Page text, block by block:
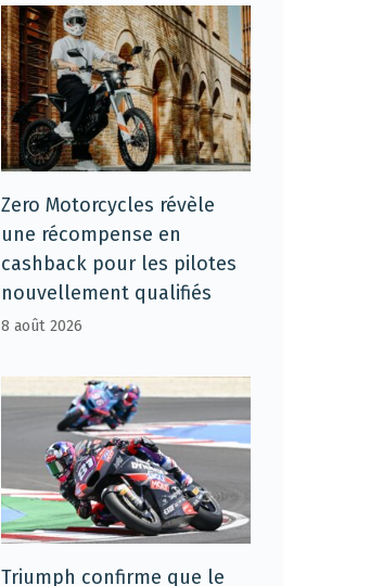
Zero Motorcycles révèle
une récompense en
cashback pour les pilotes
nouvellement qualifiés
8 août 2026
Triumph confirme que le